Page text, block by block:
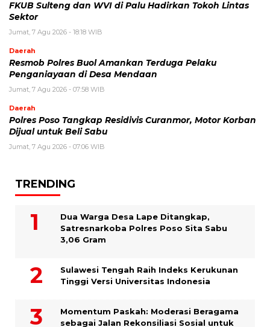
FKUB Sulteng dan WVI di Palu Hadirkan Tokoh Lintas
Sektor
Jumat, 7 Agu 2026 - 18:18 WIB
Daerah
Resmob Polres Buol Amankan Terduga Pelaku
Penganiayaan di Desa Mendaan
Jumat, 7 Agu 2026 - 07:58 WIB
Daerah
Polres Poso Tangkap Residivis Curanmor, Motor Korban
Dijual untuk Beli Sabu
Jumat, 7 Agu 2026 - 07:06 WIB
TRENDING
Dua Warga Desa Lape Ditangkap,
Satresnarkoba Polres Poso Sita Sabu
3,06 Gram
Sulawesi Tengah Raih Indeks Kerukunan
Tinggi Versi Universitas Indonesia
Momentum Paskah: Moderasi Beragama
sebagai Jalan Rekonsiliasi Sosial untuk